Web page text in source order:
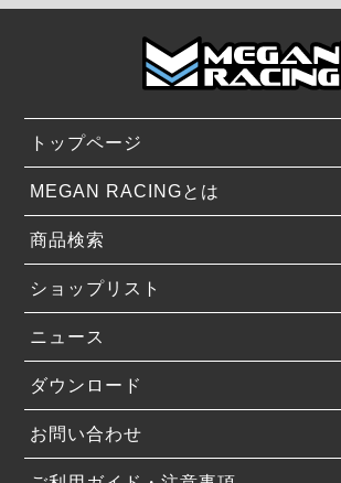
トップページ
MEGAN RACINGとは
商品検索
ショップリスト
ニュース
ダウンロード
お問い合わせ